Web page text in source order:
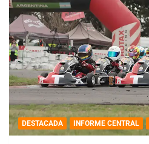
DESTACADA INFORME CENTRAL